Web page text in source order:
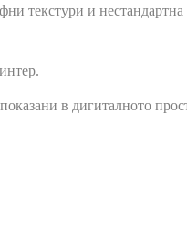
текстури и
в дигиталното